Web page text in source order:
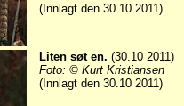
(Innlagt den 30.10 2011)
Liten søt en. (30.10 2011)
Foto: © Kurt Kristiansen
(Innlagt den 30.10 2011)